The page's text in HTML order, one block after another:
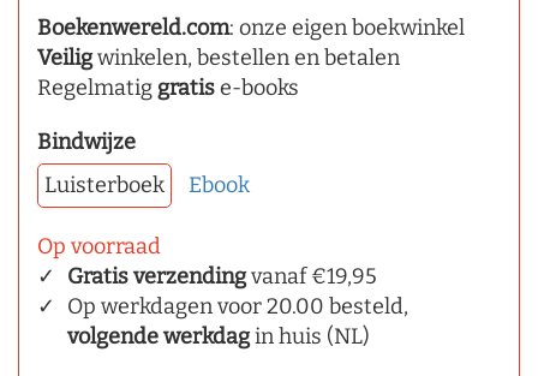
Boekenwereld.com: onze eigen boekwinkel
Veiligwinkelen, bestellen en betalen
Regelmatig gratise-books
Bindwijze
Luisterboek
Ebook
Op voorraad
Gratis verzendingvanaf €19,95
Op werkdagen voor 20.00 besteld,
volgende werkdagin huis (NL)